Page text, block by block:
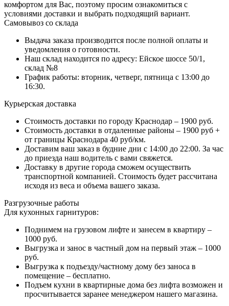
комфортом для Вас, поэтому просим ознакомиться с
условиями доставки и выбрать подходящий вариант.
Самовывоз со склада
Выдача заказа производится после полной оплаты и
уведомления о готовности.
Наш склад находится по адресу: Ейское шоссе 50/1,
склад №8
График работы: вторник, четверг, пятница с 13:00 до
16:30.
Курьерская доставка
Стоимость доставки по городу Краснодар – 1900 руб.
Стоимость доставки в отдаленные районы – 1900 руб +
от границы Краснодара 40 руб/км.
Доставим ваш заказ в будние дни с 14:00 до 22:00. За час
до приезда наш водитель с вами свяжется.
Доставку в другие города сможем осуществить
транспортной компанией. Стоимость будет рассчитана
исходя из веса и объема вашего заказа.
Разгрузочные работы
Для кухонных гарнитуров:
Поднимем на грузовом лифте и занесем в квартиру –
1000 руб.
Выгрузка и занос в частный дом на первый этаж – 1000
руб.
Выгрузка к подъезду/частному дому без заноса в
помещение – бесплатно.
Подъем кухни в квартирные дома без лифта возможен и
просчитывается заранее менеджером нашего магазина.